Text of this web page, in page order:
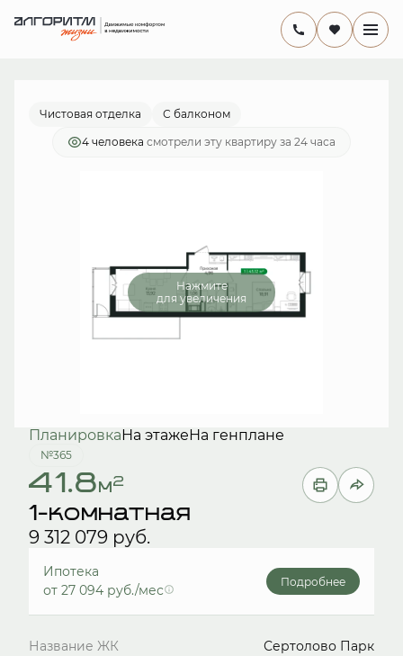
1-комнатная
9 312 079 руб.
от 27 094 руб./мес.
Чистовая отделка С балконом
4 человекa смотрели эту квартиру за 24 часа
Нажмите
для увеличения
ПланировкаНа этажеНа генплане
№365
41.8м2
1-комнатная
9 312 079 руб.
Ипотека
от 27 094 руб./мес
Подробнее
Название ЖК
Сертолово Парк